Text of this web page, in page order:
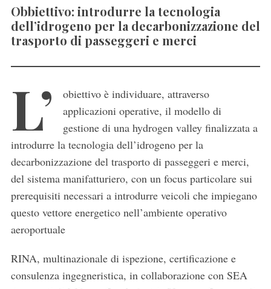
Obbiettivo: introdurre la tecnologia
dell’idrogeno per la decarbonizzazione del
trasporto di passeggeri e merci
L’
obiettivo è individuare, attraverso
applicazioni operative, il modello di
gestione di una hydrogen valley finalizzata a
introdurre la tecnologia dell’idrogeno per la
decarbonizzazione del trasporto di passeggeri e merci,
del sistema manifatturiero, con un focus particolare sui
prerequisiti necessari a introdurre veicoli che impiegano
questo vettore energetico nell’ambiente operativo
aeroportuale
RINA, multinazionale di ispezione, certificazione e
consulenza ingegneristica, in collaborazione con SEA